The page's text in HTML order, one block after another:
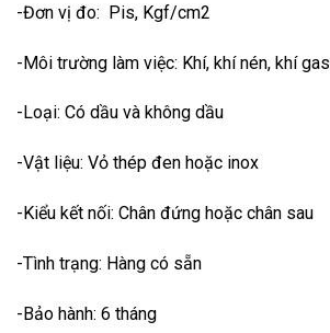
-Đơn vị đo: Pis, Kgf/cm2
-Môi trường làm việc: Khí, khí nén, khí gas
-Loại: Có dầu và không dầu
-Vật liệu: Vỏ thép đen hoặc inox
-Kiểu kết nối: Chân đứng hoặc chân sau
-Tình trạng: Hàng có sẵn
-Bảo hành: 6 tháng